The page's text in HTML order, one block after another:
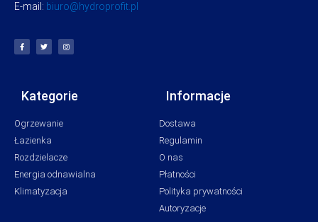
E-mail: biuro@hydroprofit.pl
Kategorie
Ogrzewanie
Łazienka
Rozdzielacze
Energia odnawialna
Klimatyzacja
Informacje
Dostawa
Regulamin
O nas
Płatności
Polityka prywatności
Autoryzacje